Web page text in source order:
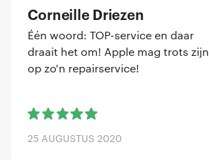
Corneille Driezen
Één woord: TOP-service en daar
draait het om! Apple mag trots zijn
op zo'n repairservice!
25 AUGUSTUS 2020